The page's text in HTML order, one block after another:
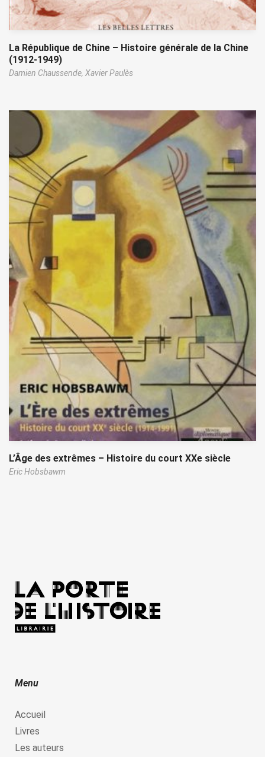
La République de Chine – Histoire générale de la Chine
(1912-1949)
Damien Chaussende, Xavier Paulès
L’Âge des extrêmes – Histoire du court XXe siècle
Eric Hobsbawm
Menu
Accueil
Livres
Les auteurs